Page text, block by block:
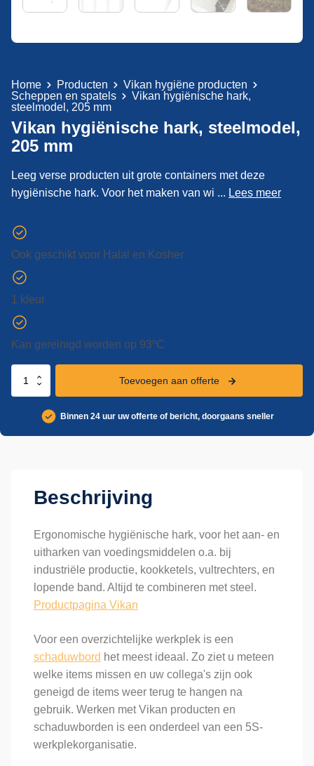
Home Producten
Vikan hygiëne producten
Scheppen en spatels
Vikan hygiënische hark,
steelmodel, 205 mm
Vikan hygiënische hark, steelmodel,
205 mm
Leeg verse producten uit grote containers met deze
hygiënische hark. Voor het maken van wi ... Lees meer
Ook geschikt voor Halal en Kosher
1 kleur
Kan gereinigd worden op 93ºC
Vikan
steelmodel,
Toevoegen aan offerte
Binnen 24 uur uw offerte of bericht, doorgaans sneller
Beschrijving
Ergonomische hygiënische hark, voor het aan- en
uitharken van voedingsmiddelen o.a. bij
industriële productie, kookketels, vultrechters, en
lopende band. Altijd te combineren met steel.
Productpagina Vikan
Voor een overzichtelijke werkplek is een
schaduwbord het meest ideaal. Zo ziet u meteen
welke items missen en uw collega's zijn ook
geneigd de items weer terug te hangen na
gebruik. Werken met Vikan producten en
schaduwborden is een onderdeel van een 5S-
werkplekorganisatie.